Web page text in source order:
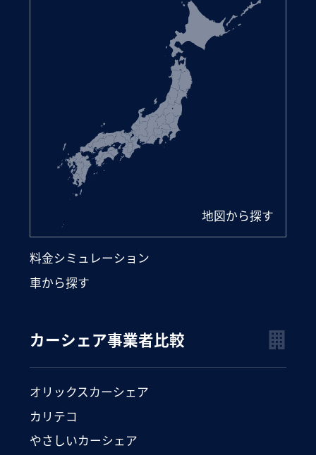
地図から探す
料金シミュレーション
車から探す
カーシェア事業者比較
オリックスカーシェア
カリテコ
やさしいカーシェア